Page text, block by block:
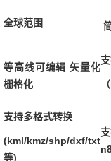
批量添加第三方在
注册天地图官网账号
卫星影像
地图源之天地图
地图源之天地图地
全球范围
等高线可编辑 矢量化
栅格化
支持多格式转换
(kml/kmz/shp/dxf/txt
等)